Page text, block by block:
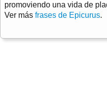
promoviendo una vida de
Ver más frases de Epicurus.